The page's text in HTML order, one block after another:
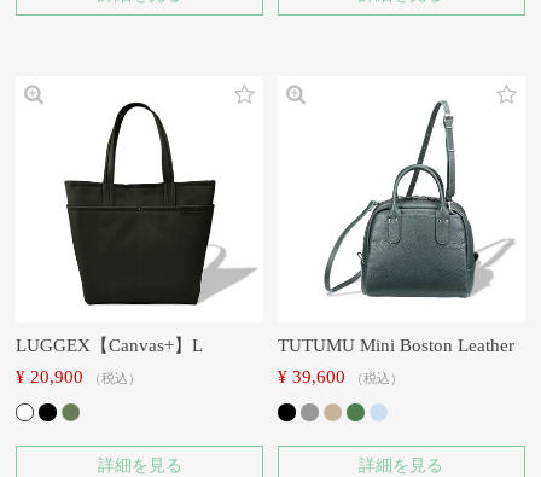
LUGGEX【Canvas+】L
¥ 20,900 税込
詳細を見る
TUTUMU Mini Boston Leather
¥ 39,600 税込
詳細を見る